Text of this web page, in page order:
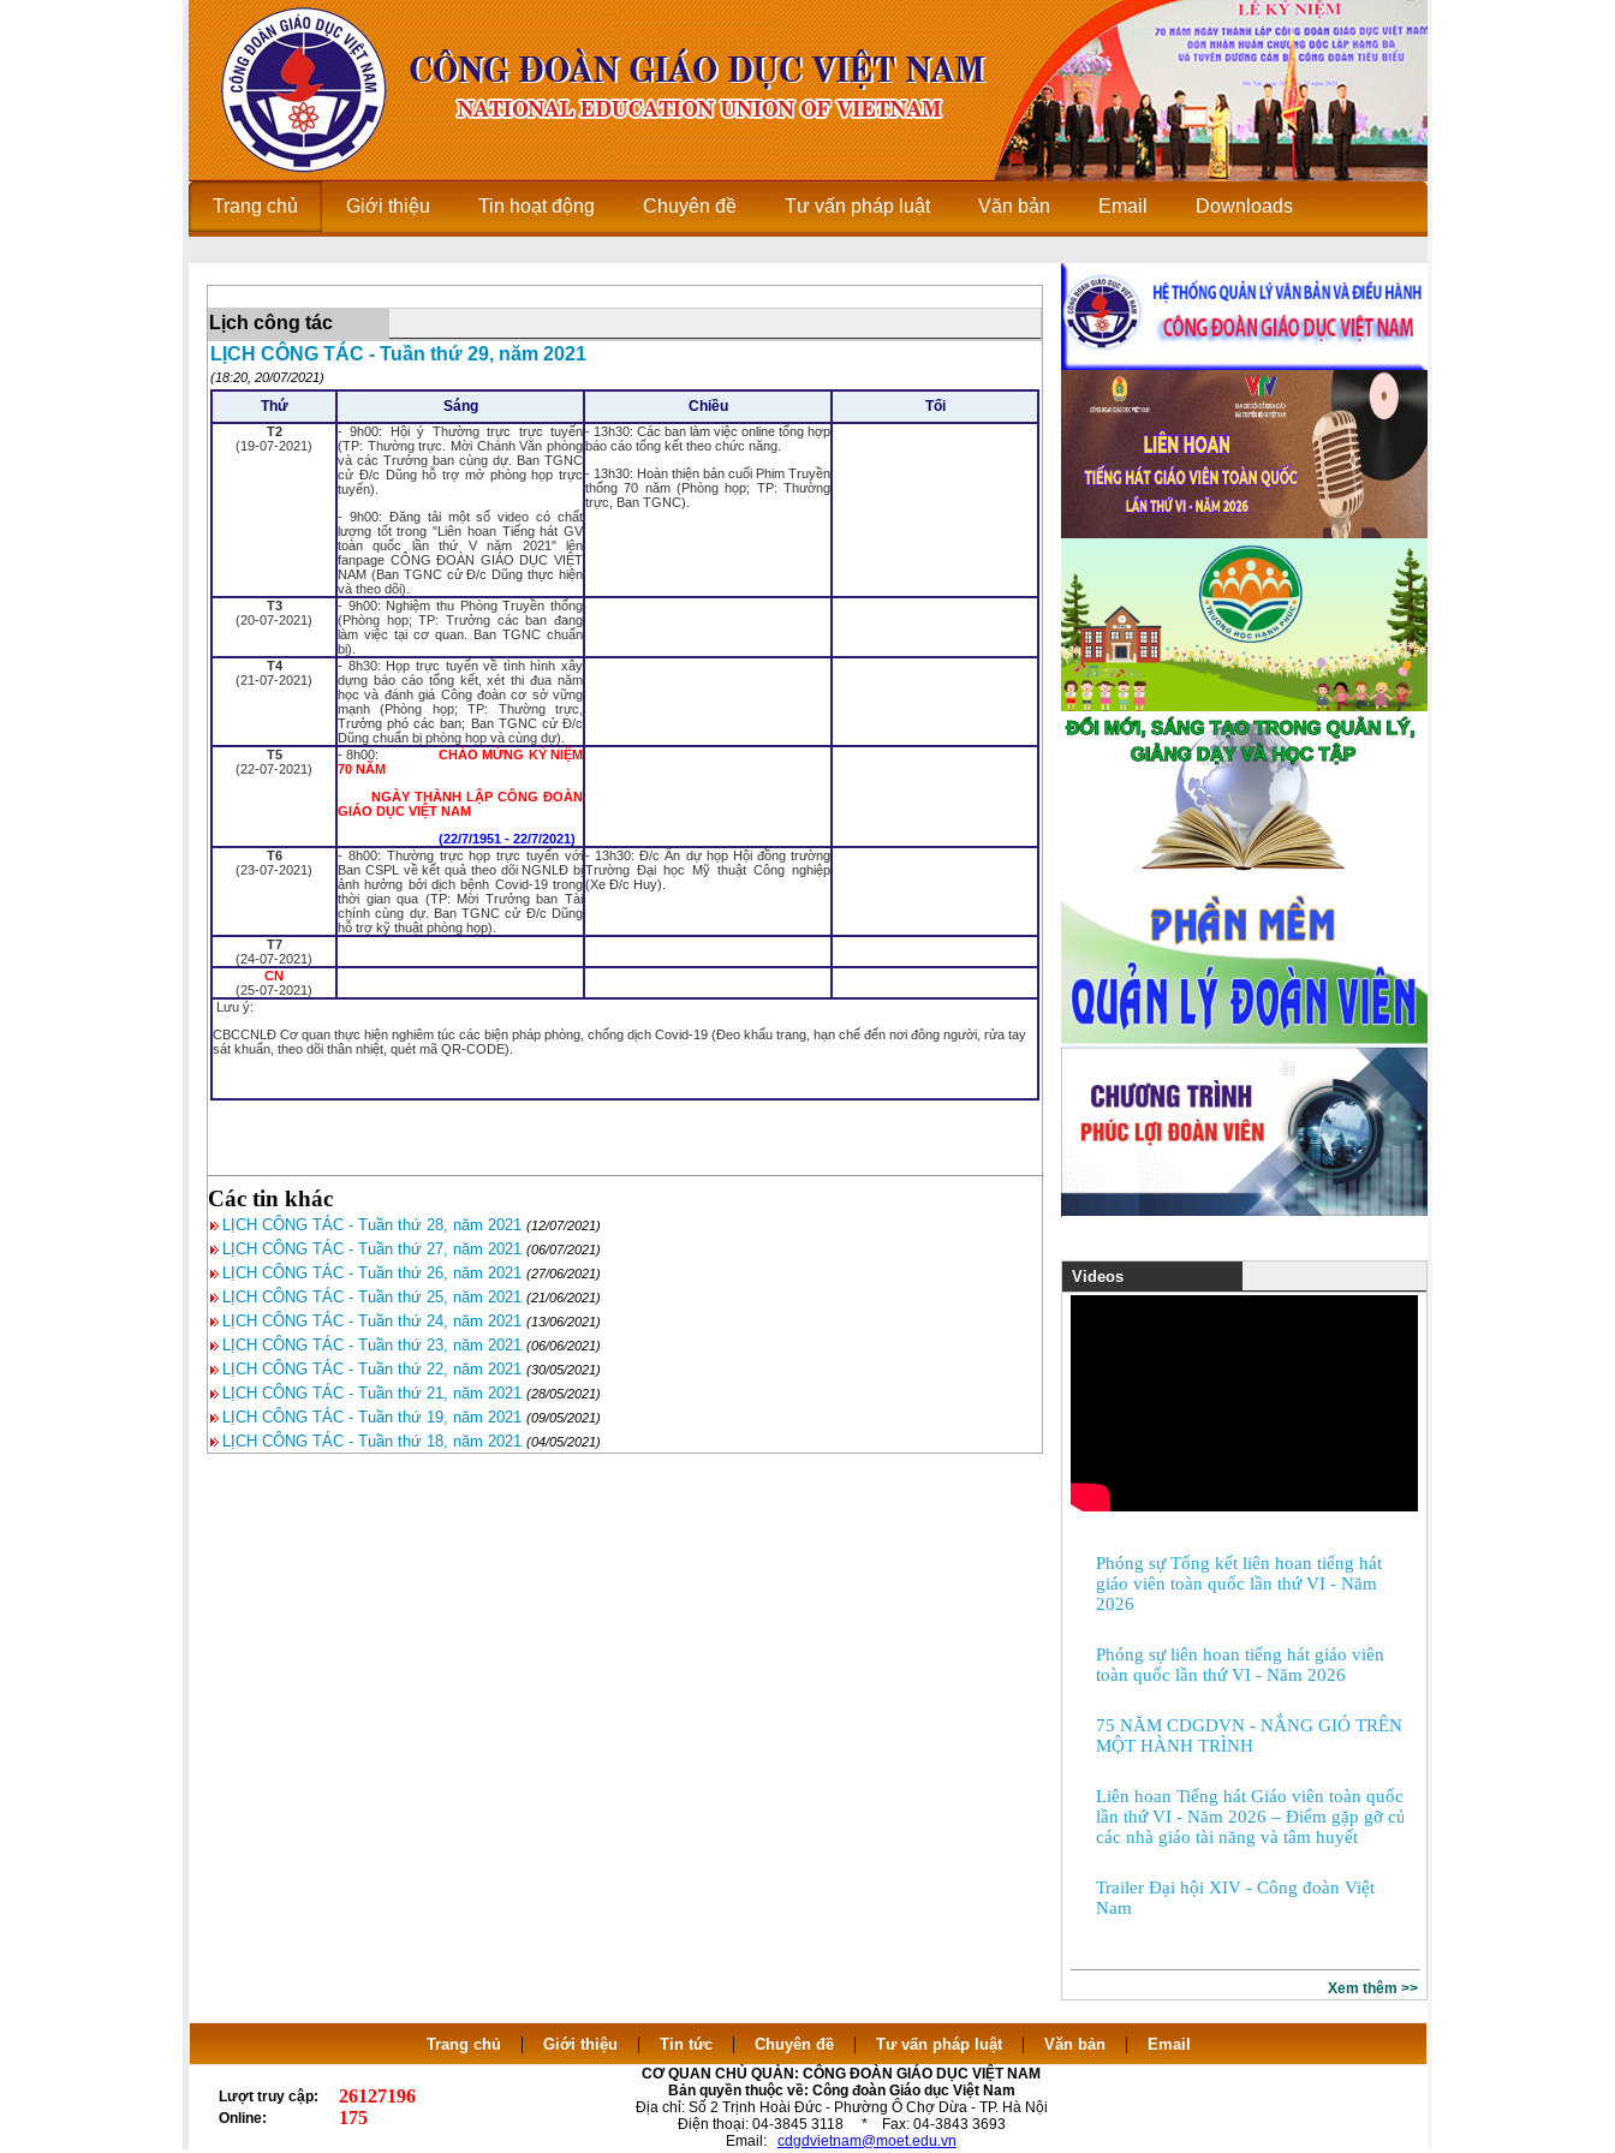
Trang chủ Giới thiệu Tin hoạt động Chuyên đề Tư vấn pháp luật Văn bản Email Downloads
Lịch công tác
LỊCH CÔNG TÁC - Tuần thứ 29, năm 2021
(18:20, 20/07/2021)
Thứ Sáng Chiều Tối
T2
(19-07-2021)
- 9h00: Hội ý Thường trực trực tuyến
(TP: Thường trực. Mời Chánh Văn phòng
và các Trưởng ban cùng dự. Ban TGNC
cử Đ/c Dũng hỗ trợ mở phòng họp trực
tuyến).
- 9h00: Đăng tải một số video có chất
lượng tốt trong "Liên hoan Tiếng hát GV
toàn quốc lần thứ V năm 2021" lên
fanpage CÔNG ĐOÀN GIÁO DỤC VIỆT
NAM (Ban TGNC cử Đ/c Dũng thực hiện
và theo dõi).
- 13h30: Các ban làm việc online tổng hợp
báo cáo tổng kết theo chức năng.
- 13h30: Hoàn thiện bản cuối Phim Truyền
thống 70 năm (Phòng họp; TP: Thường
trực, Ban TGNC).
T3
(20-07-2021)
- 9h00: Nghiệm thu Phòng Truyền thống
(Phòng họp; TP: Trưởng các ban đang
làm việc tại cơ quan. Ban TGNC chuẩn
bị).
T4
(21-07-2021)
- 8h30: Họp trực tuyến về tình hình xây
dựng báo cáo tổng kết, xét thi đua năm
học và đánh giá Công đoàn cơ sở vững
mạnh (Phòng họp; TP: Thường trực,
Trưởng phó các ban; Ban TGNC cử Đ/c
Dũng chuẩn bị phòng họp và cùng dự).
T5
(22-07-2021)
- 8h00:CHÀO MỪNG KỶ NIỆM
70 NĂM
NGÀY THÀNH LẬP CÔNG ĐOÀN
GIÁO DỤC VIỆT NAM
(22/7/1951 - 22/7/2021)
T6
(23-07-2021)
- 8h00: Thường trực họp trực tuyến với
Ban CSPL về kết quả theo dõi NGNLĐ bị
ảnh hưởng bởi dịch bệnh Covid-19 trong
thời gian qua (TP: Mời Trưởng ban Tài
chính cùng dự. Ban TGNC cử Đ/c Dũng
hỗ trợ kỹ thuật phòng họp).
- 13h30: Đ/c Ân dự họp Hội đồng trường
Trường Đại học Mỹ thuật Công nghiệp
(Xe Đ/c Huy).
T7
(24-07-2021)
CN
(25-07-2021)
Lưu ý:
CBCCNLĐ Cơ quan thực hiện nghiêm túc các biện pháp phòng, chống dịch Covid-19 (Đeo khẩu trang, hạn chế đến nơi đông người, rửa tay
sát khuẩn, theo dõi thân nhiệt, quét mã QR-CODE).
Các tin khác
LỊCH CÔNG TÁC - Tuần thứ 28, năm 2021 (12/07/2021)
LỊCH CÔNG TÁC - Tuần thứ 27, năm 2021 (06/07/2021)
LỊCH CÔNG TÁC - Tuần thứ 26, năm 2021 (27/06/2021)
LỊCH CÔNG TÁC - Tuần thứ 25, năm 2021 (21/06/2021)
LỊCH CÔNG TÁC - Tuần thứ 24, năm 2021 (13/06/2021)
LỊCH CÔNG TÁC - Tuần thứ 23, năm 2021 (06/06/2021)
LỊCH CÔNG TÁC - Tuần thứ 22, năm 2021 (30/05/2021)
LỊCH CÔNG TÁC - Tuần thứ 21, năm 2021 (28/05/2021)
LỊCH CÔNG TÁC - Tuần thứ 19, năm 2021 (09/05/2021)
LỊCH CÔNG TÁC - Tuần thứ 18, năm 2021 (04/05/2021)
Videos
Phóng sự Tổng kết liên hoan tiếng hát
giáo viên toàn quốc lần thứ VI - Năm
2026
Phóng sự liên hoan tiếng hát giáo viên
toàn quốc lần thứ VI - Năm 2026
75 NĂM CDGDVN - NẮNG GIÓ TRÊN
MỘT HÀNH TRÌNH
Liên hoan Tiếng hát Giáo viên toàn quốc
lần thứ VI - Năm 2026 – Điểm gặp gỡ của
các nhà giáo tài năng và tâm huyết
Trailer Đại hội XIV - Công đoàn Việt
Nam
Xem thêm >>
Trang chủ | Giới thiệu | Tin tức| Chuyên đề| Tư vấn pháp luật| Văn bản | Email
Lượt truy cập: 26127196
Online: 175
CƠ QUAN CHỦ QUẢN: CÔNG ĐOÀN GIÁO DỤC VIỆT NAM
Bản quyền thuộc về: Công đoàn Giáo dục Việt Nam
Địa chỉ: Số 2 Trịnh Hoài Đức - Phường Ô Chợ Dừa - TP. Hà Nội
Điện thoại: 04-3845 3118 * Fax: 04-3843 3693
Email: cdgdvietnam@moet.edu.vn